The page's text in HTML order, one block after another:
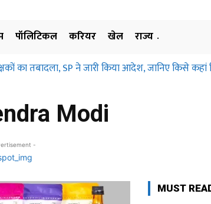
पॉलिटिकल करियर खेल
राज्य
का तबादला, SP ने जारी किया आदेश, जानिए किसे कहां
पर नहीं लगाई जा सकती रोक… छत्तीसगढ़
Modi
-
MUST